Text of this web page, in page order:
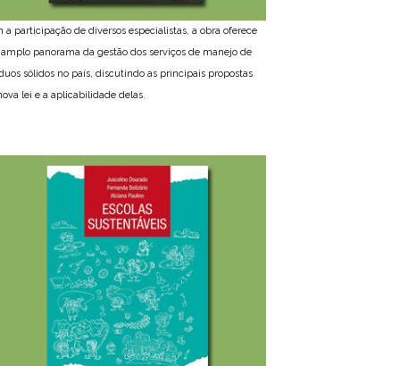
a participação de diversos especialistas, a obra oferece
panorama da gestão dos serviços de manejo de
sólidos no país, discutindo as principais propostas
lei e a aplicabilidade delas.